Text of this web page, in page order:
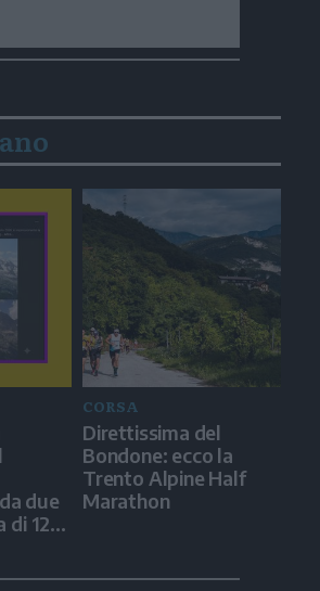
due
di 12
CORSA
Direttissima del
Bondone: ecco la
Trento Alpine Half
Marathon